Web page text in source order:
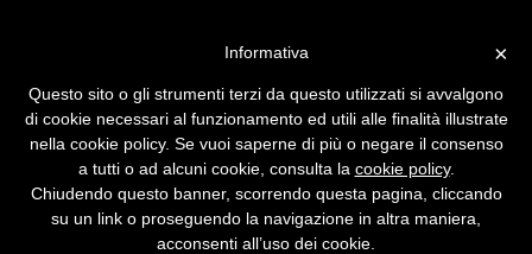
dello slopware
Cassandra Crossing/ Gli LLM ci stanno
conducendo verso destinazioni tanto
evidenti quanto preoccupanti. E quella di una
catastrofe software potrebbe essere la più
×
Informativa
Questo sito o gli strumenti terzi da questo utilizzati si avvalgono
di cookie necessari al funzionamento ed utili alle finalità illustrate
nella cookie policy. Se vuoi saperne di più o negare il consenso
a tutti o ad alcuni cookie, consulta la cookie policy.
Chiudendo questo banner, scorrendo questa pagina, cliccando
su un link o proseguendo la navigazione in altra maniera,
acconsenti all’uso dei cookie.